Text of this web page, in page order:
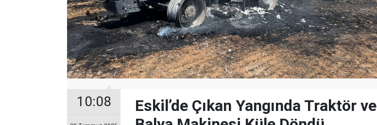
10:08
Eskil’de Çıkan Yangında Traktör ve